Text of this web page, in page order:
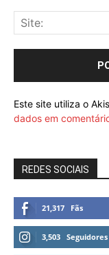
Este site utiliza o
dados em
REDES SOCIAIS
21,317 Fãs
3,503 Seguidores